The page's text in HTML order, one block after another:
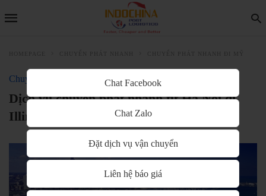
Chuyển phát nhanh đi Mỹ
Dịch vụ chuyển phát nhanh từ Hà Nội đi
Illinois giá rẻ, uy tín
Chat Facebook
Chat Zalo
Đặt dịch vụ vận chuyển
Liên hệ báo giá